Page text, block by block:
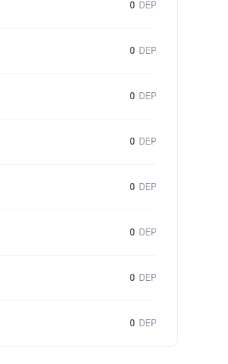
0 DEP
0 DEP
0 DEP
0 DEP
0 DEP
0 DEP
0 DEP
0 DEP